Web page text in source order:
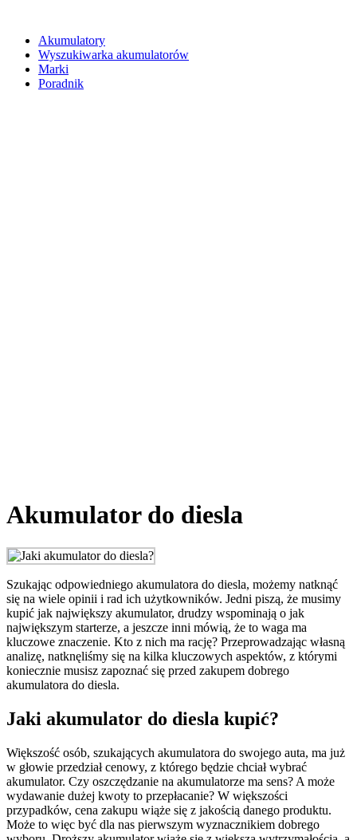
Akumulatory
Wyszukiwarka akumulatorów
Marki
Poradnik
Akumulator do diesla
Szukając odpowiedniego akumulatora do diesla, możemy natknąć
się na wiele opinii i rad ich użytkowników. Jedni piszą, że musimy
kupić jak największy akumulator, drudzy wspominają o jak
największym starterze, a jeszcze inni mówią, że to waga ma
kluczowe znaczenie. Kto z nich ma rację? Przeprowadzając własną
analizę, natknęliśmy się na kilka kluczowych aspektów, z którymi
koniecznie musisz zapoznać się przed zakupem dobrego
akumulatora do diesla.
Jaki akumulator do diesla kupić?
Większość osób, szukających akumulatora do swojego auta, ma już
w głowie przedział cenowy, z którego będzie chciał wybrać
akumulator. Czy oszczędzanie na akumulatorze ma sens? A może
wydawanie dużej kwoty to przepłacanie? W większości
przypadków, cena zakupu wiąże się z jakością danego produktu.
Może to więc być dla nas pierwszym wyznacznikiem dobrego